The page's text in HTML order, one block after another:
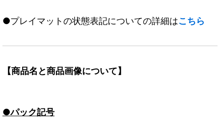
●プレイマットの状態表記についての詳細はこちら
【商品名と商品画像について】
●パック記号